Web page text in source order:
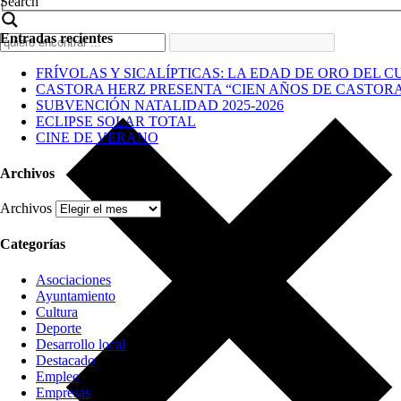
Entradas recientes
FRÍVOLAS Y SICALÍPTICAS: LA EDAD DE ORO DEL
CASTORA HERZ PRESENTA “CIEN AÑOS DE
SUBVENCIÓN NATALIDAD 2025-2026
ECLIPSE SOLAR TOTAL
CINE DE VERANO
Archivos
Archivos
Categorías
Asociaciones
Ayuntamiento
Cultura
Deporte
Desarrollo local
Destacado
Empleo
Empresas